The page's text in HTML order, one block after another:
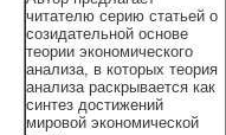
читателю серию статьей о
созидательной основе
теории экономического
анализа, в которых теория
анализа раскрывается как
синтез достижений
мировой экономической